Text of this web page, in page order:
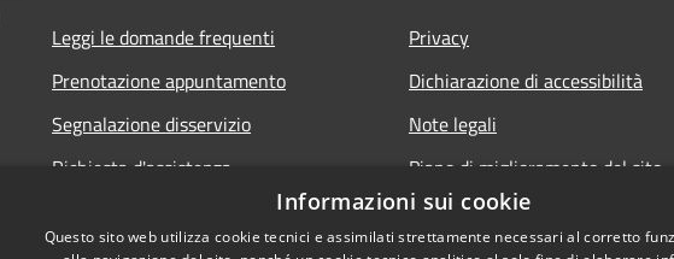
Leggi le domande frequenti
Prenotazione appuntamento
Segnalazione disservizio
Richiesta d'assistenza
Privacy
Dichiarazione di accessibilità
Note legali
Piano di miglioramento del sito
Amministrazione trasparente
Informazioni sui cookie
Questo sito web utilizza cookie tecnici e assimilati strettamente necessari al corretto